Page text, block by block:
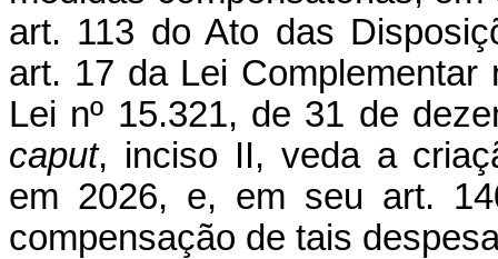
art. 113 do Ato das
art. 17 da Lei
Lei nº 15.321, de 31 de
caput, inciso II, veda a
em 2026, e, em seu art.
compensação de tais